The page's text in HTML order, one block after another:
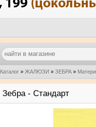
Каталог » ЖАЛЮЗИ » ЗЕБРА »
Зебра - Стандарт